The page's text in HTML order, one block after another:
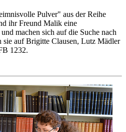
Pulver" aus der Reihe
ihr Freund Malik eine
machen sich auf die Suche nach
auf Brigitte Clausen, Lutz Mädler
1232.